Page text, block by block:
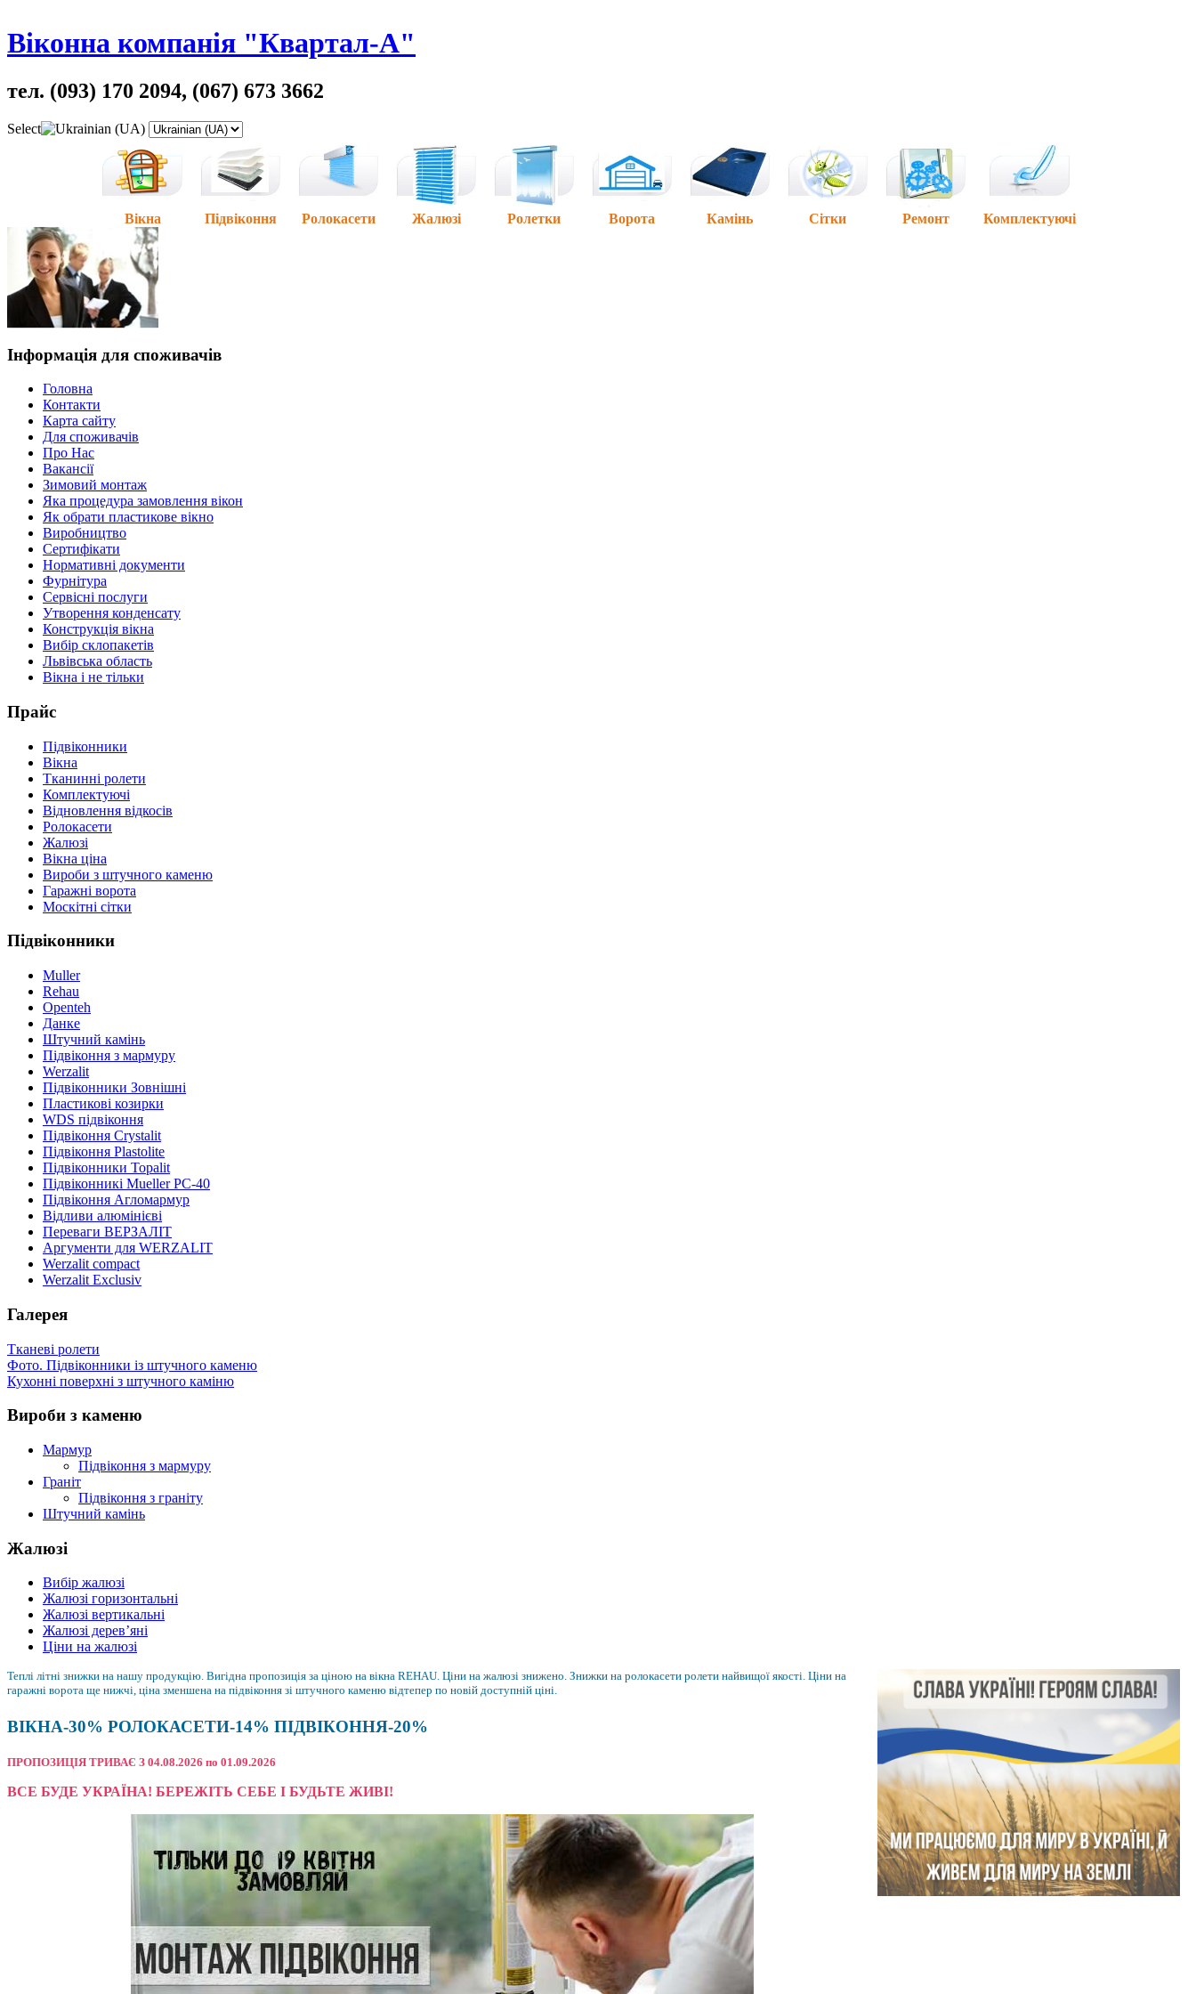
Віконна компанія "Квартал-А"
тел. (093) 170 2094, (067) 673 3662
Select
Вікна Підвіконня Ролокасети Жалюзі Ролетки Ворота Камінь Сітки Ремонт Комплектуючі
Інформація для споживачів
Головна
Контакти
Карта сайту
Для споживачів
Про Нас
Вакансії
Зимовий монтаж
Яка процедура замовлення вікон
Як обрати пластикове вікно
Виробництво
Сертифікати
Нормативні документи
Фурнітура
Сервісні послуги
Утворення конденсату
Конструкція вікна
Вибір склопакетів
Львівська область
Вікна і не тільки
Прайс
Підвіконники
Вікна
Тканинні ролети
Комплектуючі
Відновлення відкосів
Ролокасети
Жалюзі
Вікна ціна
Вироби з штучного каменю
Гаражні ворота
Москітні сітки
Підвіконники
Muller
Rehau
Openteh
Данке
Штучний камінь
Підвіконня з мармуру
Werzalit
Підвіконники Зовнішні
Пластикові козирки
WDS підвіконня
Підвіконня Crystalit
Підвіконня Plastolite
Підвіконники Topalit
Підвіконникі Mueller PC-40
Підвіконня Агломармур
Відливи алюмінієві
Переваги ВЕРЗАЛІТ
Аргументи для WERZALIT
Werzalit compact
Werzalit Exclusiv
Галерея
Тканеві ролети
Фото. Підвіконники із штучного каменю
Кухонні поверхні з штучного каміню
Вироби з каменю
Мармур
Підвіконня з мармуру
Граніт
Підвіконня з граніту
Штучний камінь
Жалюзі
Вибір жалюзі
Жалюзі горизонтальні
Жалюзі вертикальні
Жалюзі дерев’яні
Ціни на жалюзі
Теплі літні знижки на нашу продукцію. Вигідна пропозиція за ціною на вікна REHAU. Ціни на жалюзі знижено. Знижки на ролокасети ролети найвищої якості. Ціни на
гаражні ворота ще нижчі, ціна зменшена на підвіконня зі штучного каменю відтепер по новій доступній ціні.
ВІКНА-30% РОЛОКАСЕТИ-14% ПІДВІКОННЯ-20%
ПРОПОЗИЦІЯ ТРИВАЄ З 04.08.2026 по 01.09.2026
ВСЕ БУДЕ УКРАЇНА! БЕРЕЖІТЬ СЕБЕ І БУДЬТЕ ЖИВІ!